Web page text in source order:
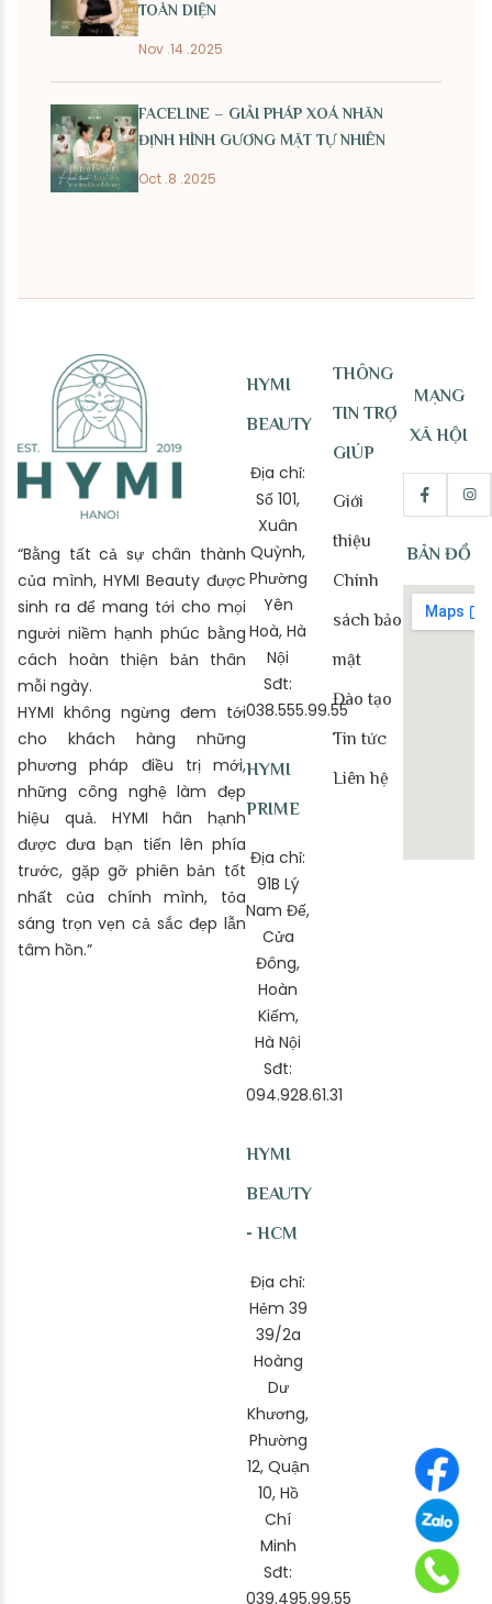
TOÀN DIỆN
Nov .14 .2025
FACELINE – GIẢI PHÁP XOÁ NHĂN
ĐỊNH HÌNH GƯƠNG MẶT TỰ NHIÊN
Oct .8 .2025
“Bằng tất cả sự chân thành
của mình, HYMI Beauty được
sinh ra để mang tới cho mọi
người niềm hạnh phúc bằng
cách hoàn thiện bản thân
mỗi ngày.
HYMI không ngừng đem tới
cho khách hàng những
phương pháp điều trị mới,
những công nghệ làm đẹp
hiệu quả. HYMI hân hạnh
được đưa bạn tiến lên phía
trước, gặp gỡ phiên bản tốt
nhất của chính mình, tỏa
sáng trọn vẹn cả sắc đẹp lẫn
tâm hồn.”
HYMI
BEAUTY
Địa chỉ:
Số 101,
Xuân
Quỳnh,
Phường
Yên
Hoà, Hà
Nội
Sđt:
038.555.99.55
HYMI
PRIME
Địa chỉ:
91B Lý
Nam Đế,
Cửa
Đông,
Hoàn
Kiếm,
Hà Nội
Sđt:
094.928.61.31
HYMI
BEAUTY
- HCM
Địa chỉ:
Hẻm 39
39/2a
Hoàng
Dư
Khương,
Phường
12, Quận
10, Hồ
Chí
Minh
Sđt:
039.495.99.55
THÔNG
TIN TRỢ
GIÚP
Giới
thiệu
Chính
sách bảo
mật
Đào tạo
Tin tức
Liên hệ
MẠNG
XÃ HỘI
BẢN ĐỒ